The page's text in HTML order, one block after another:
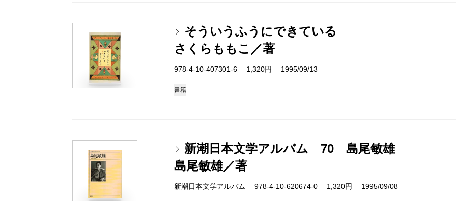
そういうふうにできている
さくらももこ／著
978-4-10-407301-6 1,320円 1995/09/13
書籍
新潮日本文学アルバム 70 島尾敏雄
島尾敏雄／著
新潮日本文学アルバム 978-4-10-620674-0 1,320円 1995/09/08